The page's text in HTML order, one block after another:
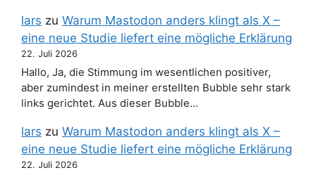
lars zu Warum Mastodon anders klingt als X –
eine neue Studie liefert eine mögliche Erklärung
22. Juli 2026
Hallo, Ja, die Stimmung im wesentlichen positiver,
aber zumindest in meiner erstellten Bubble sehr stark
links gerichtet. Aus dieser Bubble…
lars zu Warum Mastodon anders klingt als X –
eine neue Studie liefert eine mögliche Erklärung
22. Juli 2026